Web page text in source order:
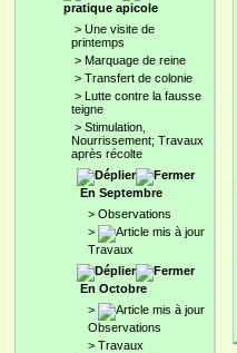
pratique apicole
> Une visite de
printemps
> Marquage de reine
> Transfert de colonie
> Lutte contre la fausse
teigne
> Stimulation,
Nourrissement; Travaux
après récolte
En Septembre
> Observations
>
Travaux
En Octobre
>
Observations
> Travaux